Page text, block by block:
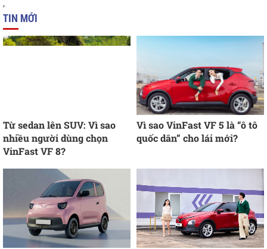
TIN MỚI
Từ sedan lên SUV: Vì sao
nhiều người dùng chọn
VinFast VF 8?
Vì sao VinFast VF 5 là “ô tô
quốc dân” cho lái mới?